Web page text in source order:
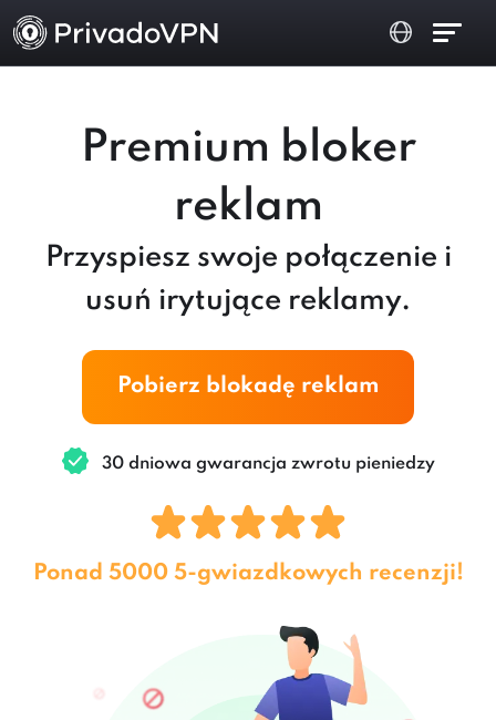
Premium bloker
reklam
Przyspiesz swoje połączenie i
usuń irytujące reklamy.
Pobierz blokadę reklam
30 dniowa gwarancja zwrotu pieniedzy
Ponad 5000 5-gwiazdkowych recenzji!